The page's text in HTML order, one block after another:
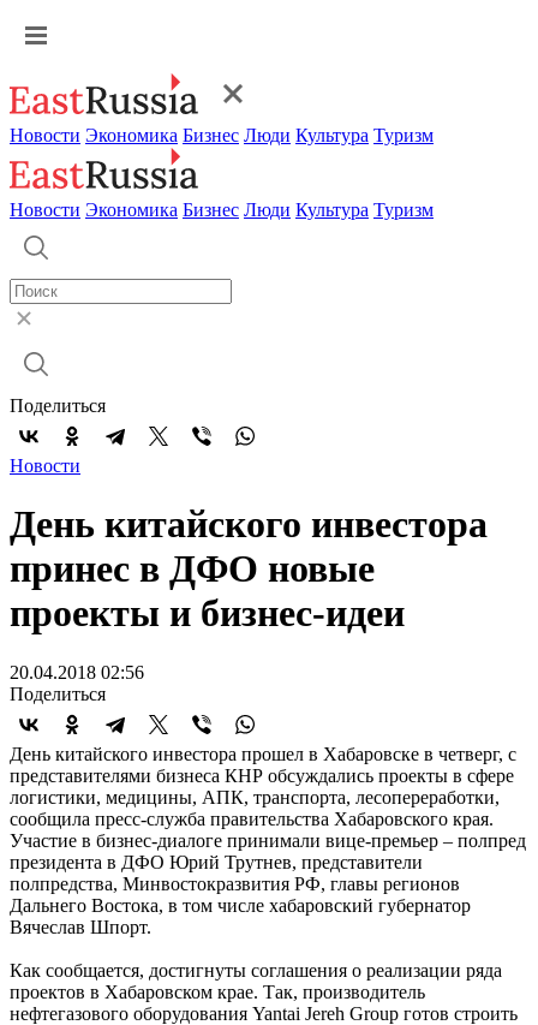
Новости Экономика Бизнес Люди Культура Туризм
Новости Экономика Бизнес Люди Культура Туризм
Поделиться
Новости
День китайского инвестора
принес в ДФО новые
проекты и бизнес-идеи
20.04.2018 02:56
Поделиться
День китайского инвестора прошел в Хабаровске в четверг, с
представителями бизнеса КНР обсуждались проекты в сфере
логистики, медицины, АПК, транспорта, лесопереработки,
сообщила пресс-служба правительства Хабаровского края.
Участие в бизнес-диалоге принимали вице-премьер – полпред
президента в ДФО Юрий Трутнев, представители
полпредства, Минвостокразвития РФ, главы регионов
Дальнего Востока, в том числе хабаровский губернатор
Вячеслав Шпорт.
Как сообщается, достигнуты соглашения о реализации ряда
проектов в Хабаровском крае. Так, производитель
нефтегазового оборудования Yantai Jereh Group готов строить